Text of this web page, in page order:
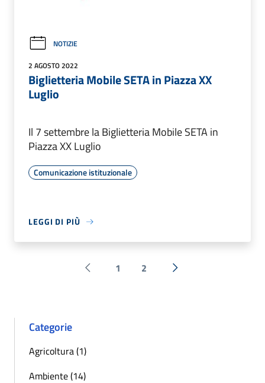
NOTIZIE
2 AGOSTO 2022
Biglietteria Mobile SETA in Piazza XX
Luglio
Il 7 settembre la Biglietteria Mobile SETA in
Piazza XX Luglio
Comunicazione istituzionale
LEGGI DI PIÙ
Pagina precedente
1 2 Successiva »
Categorie
Agricoltura (1)
Ambiente (14)